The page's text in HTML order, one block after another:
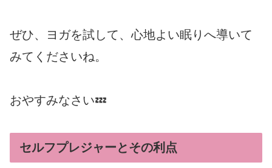
ぜひ、ヨガを試して、心地よい眠りへ導いて
みてくださいね。
おやすみなさい💤
セルフプレジャーとその利点